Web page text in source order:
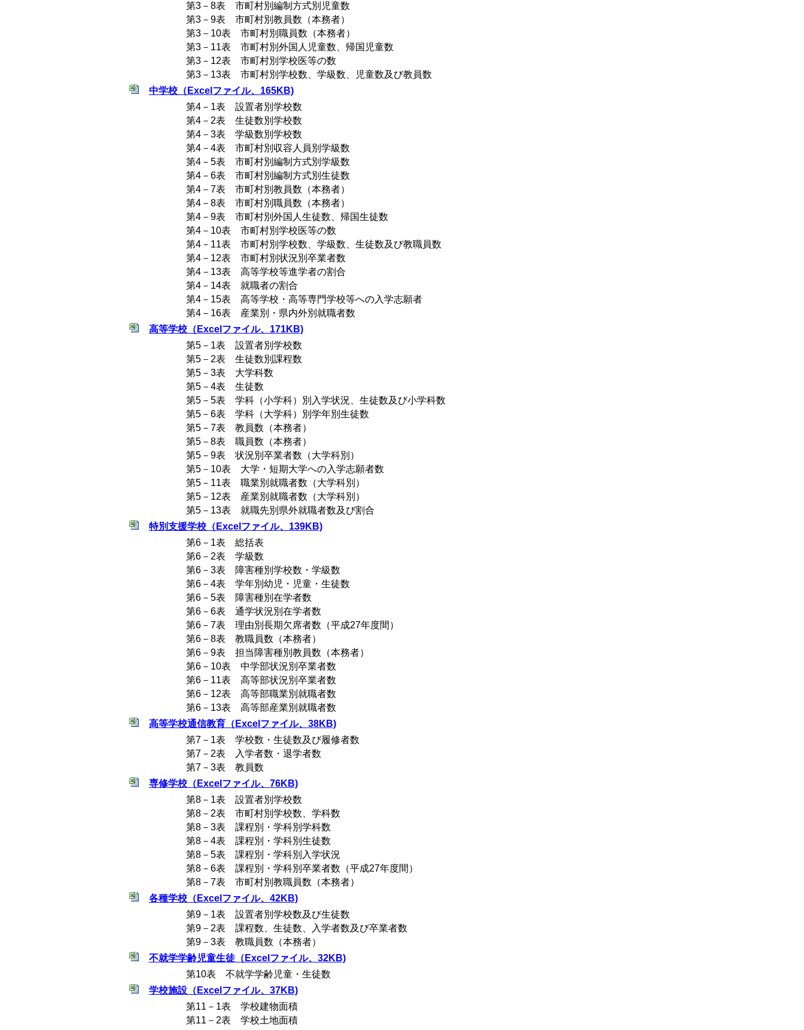
第3－8表 市町村別編制方式別児童数
第3－9表 市町村別教員数（本務者）
第3－10表 市町村別職員数（本務者）
第3－11表 市町村別外国人児童数、帰国児童数
第3－12表 市町村別学校医等の数
第3－13表 市町村別学校数、学級数、児童数及び教員数
中学校（Excelファイル、165KB)
第4－1表 設置者別学校数
第4－2表 生徒数別学校数
第4－3表 学級数別学校数
第4－4表 市町村別収容人員別学級数
第4－5表 市町村別編制方式別学級数
第4－6表 市町村別編制方式別生徒数
第4－7表 市町村別教員数（本務者）
第4－8表 市町村別職員数（本務者）
第4－9表 市町村別外国人生徒数、帰国生徒数
第4－10表 市町村別学校医等の数
第4－11表 市町村別学校数、学級数、生徒数及び教職員数
第4－12表 市町村別状況別卒業者数
第4－13表 高等学校等進学者の割合
第4－14表 就職者の割合
第4－15表 高等学校・高等専門学校等への入学志願者
第4－16表 産業別・県内外別就職者数
高等学校（Excelファイル、171KB)
第5－1表 設置者別学校数
第5－2表 生徒数別課程数
第5－3表 大学科数
第5－4表 生徒数
第5－5表 学科（小学科）別入学状況、生徒数及び小学科数
第5－6表 学科（大学科）別学年別生徒数
第5－7表 教員数（本務者）
第5－8表 職員数（本務者）
第5－9表 状況別卒業者数（大学科別）
第5－10表 大学・短期大学への入学志願者数
第5－11表 職業別就職者数（大学科別）
第5－12表 産業別就職者数（大学科別）
第5－13表 就職先別県外就職者数及び割合
特別支援学校（Excelファイル、139KB)
第6－1表 総括表
第6－2表 学級数
第6－3表 障害種別学校数・学級数
第6－4表 学年別幼児・児童・生徒数
第6－5表 障害種別在学者数
第6－6表 通学状況別在学者数
第6－7表 理由別長期欠席者数（平成27年度間）
第6－8表 教職員数（本務者）
第6－9表 担当障害種別教員数（本務者）
第6－10表 中学部状況別卒業者数
第6－11表 高等部状況別卒業者数
第6－12表 高等部職業別就職者数
第6－13表 高等部産業別就職者数
高等学校通信教育（Excelファイル、38KB)
第7－1表 学校数・生徒数及び履修者数
第7－2表 入学者数・退学者数
第7－3表 教員数
専修学校（Excelファイル、76KB)
第8－1表 設置者別学校数
第8－2表 市町村別学校数、学科数
第8－3表 課程別・学科別学科数
第8－4表 課程別・学科別生徒数
第8－5表 課程別・学科別入学状況
第8－6表 課程別・学科別卒業者数（平成27年度間）
第8－7表 市町村別教職員数（本務者）
各種学校（Excelファイル、42KB)
第9－1表 設置者別学校数及び生徒数
第9－2表 課程数、生徒数、入学者数及び卒業者数
第9－3表 教職員数（本務者）
不就学学齢児童生徒（Excelファイル、32KB)
第10表 不就学学齢児童・生徒数
学校施設（Excelファイル、37KB)
第11－1表 学校建物面積
第11－2表 学校土地面積